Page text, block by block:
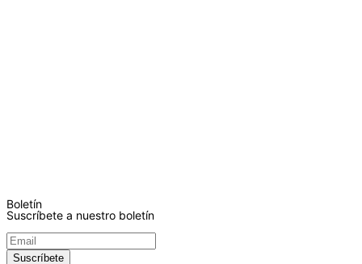
Boletín
Suscríbete a nuestro boletín